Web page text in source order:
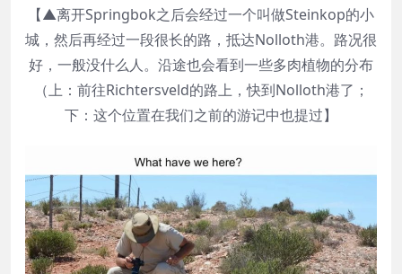
【▲离开Springbok之后会经过一个叫做Steinkop的小
城，然后再经过一段很长的路，抵达Nolloth港。路况很
好，一般没什么人。沿途也会看到一些多肉植物的分布
（上：前往Richtersveld的路上，快到Nolloth港了；
下：这个位置在我们之前的游记中也提过】